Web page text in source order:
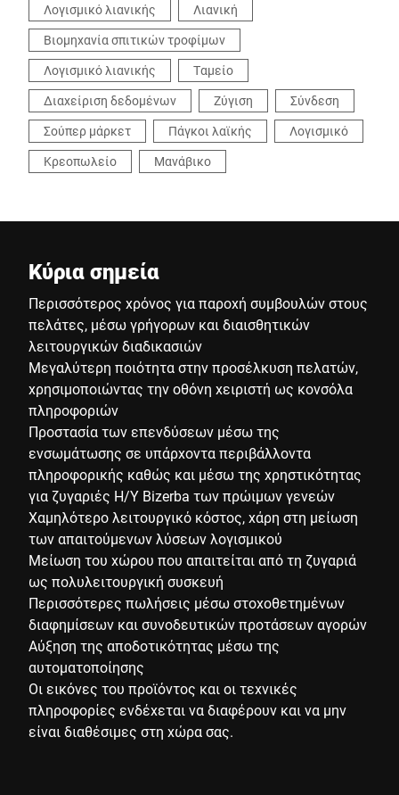
Λογισμικό λιανικής
Λιανική
Βιομηχανία σπιτικών τροφίμων
Λογισμικό λιανικής
Ταμείο
Διαχείριση δεδομένων
Ζύγιση
Σύνδεση
Σούπερ μάρκετ
Πάγκοι λαϊκής
Λογισμικό
Κρεοπωλείο
Μανάβικο
Κύρια σημεία
Περισσότερος χρόνος για παροχή συμβουλών στους
πελάτες, μέσω γρήγορων και διαισθητικών
λειτουργικών διαδικασιών
Μεγαλύτερη ποιότητα στην προσέλκυση πελατών,
χρησιμοποιώντας την οθόνη χειριστή ως κονσόλα
πληροφοριών
Προστασία των επενδύσεων μέσω της
ενσωμάτωσης σε υπάρχοντα περιβάλλοντα
πληροφορικής καθώς και μέσω της χρηστικότητας
για ζυγαριές Η/Υ Bizerba των πρώιμων γενεών
Χαμηλότερο λειτουργικό κόστος, χάρη στη μείωση
των απαιτούμενων λύσεων λογισμικού
Μείωση του χώρου που απαιτείται από τη ζυγαριά
ως πολυλειτουργική συσκευή
Περισσότερες πωλήσεις μέσω στοχοθετημένων
διαφημίσεων και συνοδευτικών προτάσεων αγορών
Αύξηση της αποδοτικότητας μέσω της
αυτοματοποίησης
Οι εικόνες του προϊόντος και οι τεχνικές
πληροφορίες ενδέχεται να διαφέρουν και να μην
είναι διαθέσιμες στη χώρα σας.